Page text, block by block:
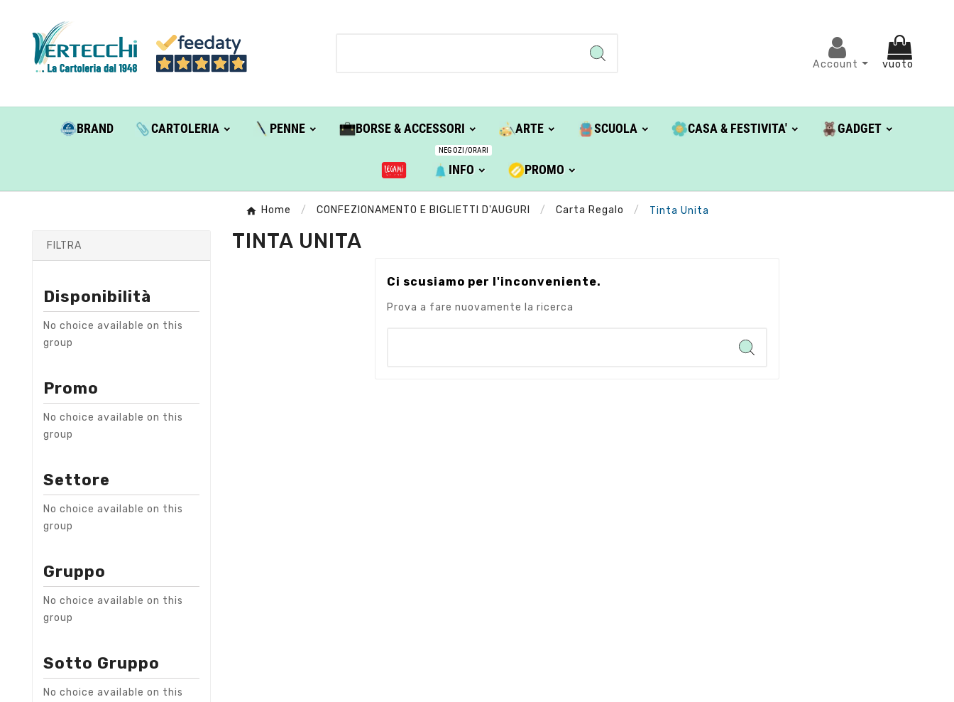
Account vuoto
BRAND CARTOLERIA PENNE BORSE & ACCESSORI ARTE SCUOLA CASA & FESTIVITA' GADGET
INFO
NEGOZI/ORARI
PROMO
Home CONFEZIONAMENTO E BIGLIETTI D'AUGURI Carta Regalo Tinta Unita
FILTRA
Disponibilità
No choice available on this
group
Promo
No choice available on this
group
Settore
No choice available on this
group
Gruppo
No choice available on this
group
Sotto Gruppo
No choice available on this
TINTA UNITA
Ci scusiamo per l'inconveniente.
Prova a fare nuovamente la ricerca